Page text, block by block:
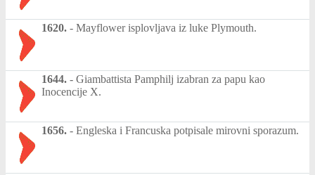
1620. - Mayflower isplovljava iz luke Plymouth.
1644. - Giambattista Pamphilj izabran za papu kao
Inocencije X.
1656. - Engleska i Francuska potpisale mirovni sporazum.